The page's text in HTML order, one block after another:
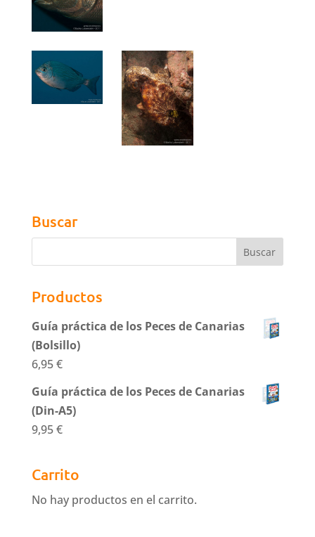
Buscar
Productos
Guía práctica de los Peces de Canarias
(Bolsillo)
6,95€
Guía práctica de los Peces de Canarias
(Din-A5)
9,95€
Carrito
No hay productos en el carrito.